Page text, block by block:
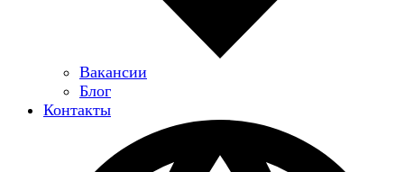
Вакансии
Блог
Контакты